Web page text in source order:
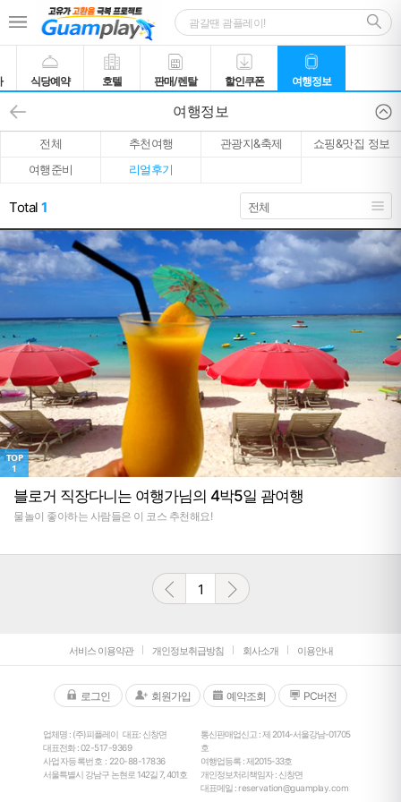
식당예약 호텔 판매/렌탈 할인쿠폰 여행정보
여행정보
전체 추천여행 관광지&축제
쇼핑&맛집 정보
여행준비
리얼후기
Total 1
TOP
1
블로거 직장다니는 여행가님의 4박5일 괌여행
물놀이 좋아하는 사람들은 이 코스 추천해요!
1
서비스 이용약관 개인정보취급방침 회사소개 이용안내
로그인 회원가입 예약조회 PC버전
업체명 : (주)피플레이
대표: 신창면
대표전화 :02-517-9369
사업자등록번호 : 220-88-17836
서울특별시 강남구 논현로 142길 7, 401호
통신판매업신고 : 제 2014-서울강남-01705
호
여행업등록 : 제2015-33호
개인정보처리책임자 : 신창면
대표메일 :reservation@guamplay.com